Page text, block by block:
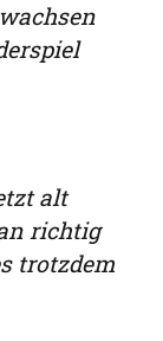
alt
richtig
trotzdem